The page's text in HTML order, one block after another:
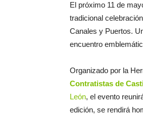
El próximo 11 de
tradicional
Canales y Puertos.
encuentro
Organizado por la
Contratistas de
León, el evento
edición, se rendirá